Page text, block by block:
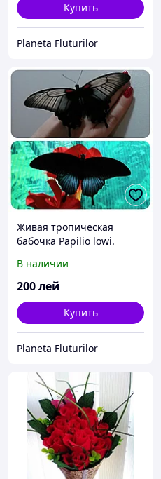
Купить
Planeta Fluturilor
Живая тропическая
бабочка Papilio lowi.
В наличии
200лей
Купить
Planeta Fluturilor